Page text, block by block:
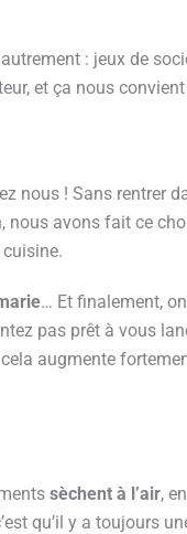
: jeux de
et ça nous
nous ! Sans rentrer
nous avons fait ce
… Et finalement,
pas prêt à vous
cela augmente
sèchent à l’air,
qu’il y a toujours